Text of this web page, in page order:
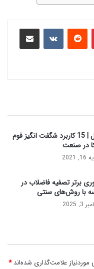
اروزیل | 15 کاربرد شگفت‌ انگیز فوم
در صنعت
برتر تصفیه فاضلاب در
با روش‌های سنتی
2025
علامت‌گذاری شده‌اند*